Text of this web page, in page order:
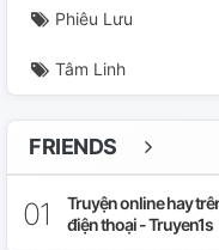
Chương 29
Chương 30
Chương 32
Chương 33
Phiêu Lưu
Tâm Linh
FRIENDS
Truyện online hay
điện thoại - Truyen1s